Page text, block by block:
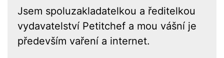
Jsem spoluzakladatelkou a ředitelkou
vydavatelství Petitchef a mou vášní je
především vaření a internet.